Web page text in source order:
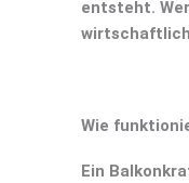
entsteht.
Wie
Ein